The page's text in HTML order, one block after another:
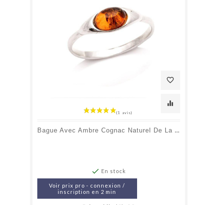
favorite_border
equalizer
Bague Avec Ambre Cognac Naturel De La Mer Baltique Ovale, En Argent Rhodié 925
 En stock
Voir prix pro - connexion /
inscription en 2 min